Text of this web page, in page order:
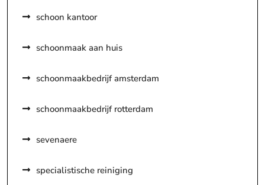
schoon kantoor
schoonmaak aan huis
schoonmaakbedrijf amsterdam
schoonmaakbedrijf rotterdam
sevenaere
specialistische reiniging